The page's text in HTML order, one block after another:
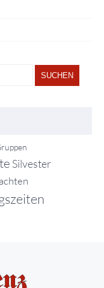
Silvester